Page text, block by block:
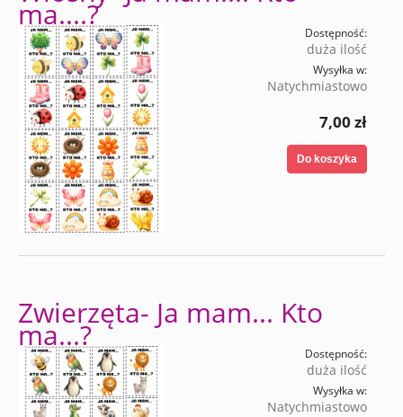
ma....?
Dostępność:
duża ilość
Wysyłka w:
Natychmiastowo
7,00 zł
Do koszyka
Zwierzęta- Ja mam... Kto
ma...?
Dostępność:
duża ilość
Wysyłka w:
Natychmiastowo